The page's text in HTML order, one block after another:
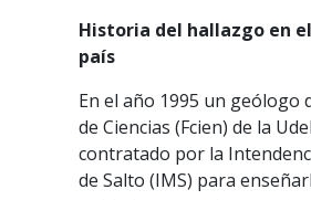
Historia del hallazgo en
país
En el año 1995 un geólogo
de Ciencias (Fcien) de la
contratado por la
de Salto (IMS) para